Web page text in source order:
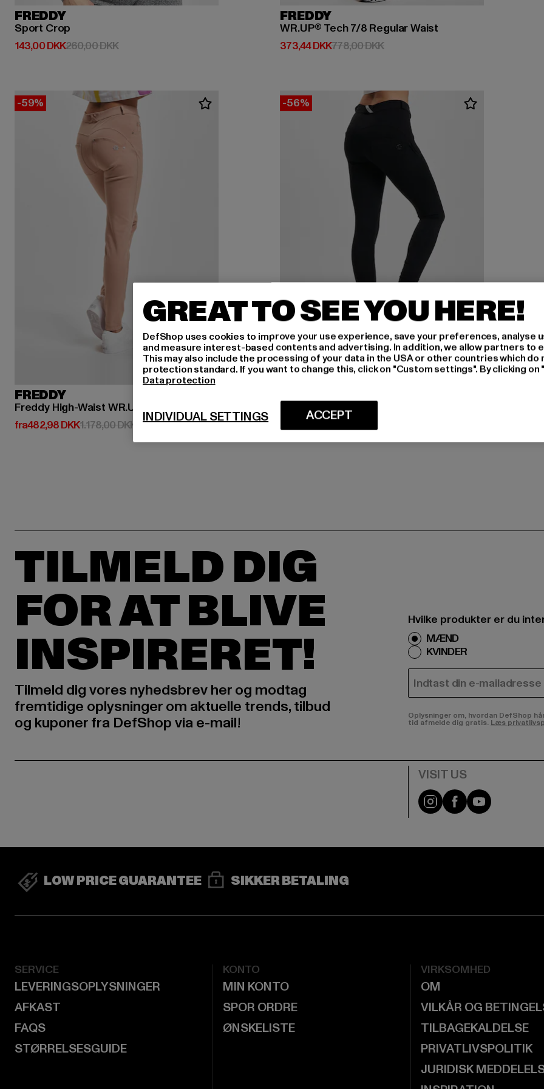
FREDDY
Sport Crop
143,00 DKK
Nuværende pris: 143,00 DKK
260,00 DKKKampagnepris: 260,00 DKK
FREDDY
WR.UP® Tech 7/8 Regular Waist
373,44 DKK
Nuværende pris: 373,44 DKK
778,00 DKKKampagnepris: 778,00 DKK
-59%
FREDDY
Freddy High-Waist WR.UP Jeggings
fra482,98 DKK
Nuværende pris: Fra 482,98 DKK
1.178,00 DKK Kampagnepris: 1.178,00 DKK
-56%
fra
935,00 DKK
TILMELD DIG
FOR AT BLIVE
INSPIRERET!
Tilmeld dig vores nyhedsbrev her og modtag
fremtidige oplysninger om aktuelle trends, tilbud
og kuponer fra DefShop via e-mail!
Hvilke produkter er du
MÆND
KVINDER
E-MAIL
Oplysninger om, hvordan DefShop
tid afmelde dig gratis.Læs
Visit our Instagram
Visit ourVisit our
LOW PRICE GUARANTEE SIKKER BETALING
SERVICE
LEVERINGSOPLYSNINGER
AFKAST
FAQS
STØRRELSESGUIDE
KONTO
MIN KONTO
SPOR ORDRE
ØNSKELISTE
VIRKSOMHED
OM
VILKÅR OG
TILBAGEKALDELSE
PRIVATLIVSPOLITIK
JURIDISK
GREAT TO SEE YOU HERE!
DefShop uses cookies to improve your use experience, save your preferences, analyse
and measure interest-based contents and advertising. In addition, we allow partners to
This may also include the processing of your data in the USA or other countries which do
protection standard. If you want to change this, click on "Custom settings". By clicking
Data protection
ACCEPT
INDIVIDUAL SETTINGS